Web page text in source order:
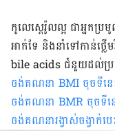
កូលេស្តេរ៉ូល​ល្អ ជា​អ្នក​
អាក់​ទែ និង​នាំ​ទៅ​កាន់​ថ្ល
bile acids ​ជំនួយ​ដល់​ប្រ
ចង់គណនា BMI ចុចទីនេ
ចង់គណនា BMR ចុចទីន
ចង់គណនារង្វាស់ចង្វាក់ប